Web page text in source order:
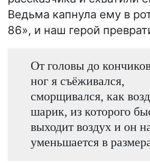
Ведьма капнула ему в
86», и наш герой
От головы до
ног я съёживался,
сморщивался, как
шарик, из которого
выходит воздух и он
уменьшается в